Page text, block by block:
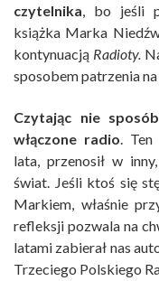
czytelnika , bo jeśli
książka Marka
kontynuacją Radioty.
sposobem patrzenia
Czytając nie
włączone radio .
lata, przenosił w
świat. Jeśli ktoś się
Markiem, właśnie
refleksji pozwala na
latami zabierał nas
Trzeciego Polskiego